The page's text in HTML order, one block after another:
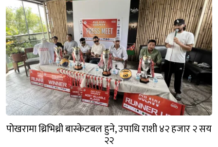
पोखरामा थ्रिभिथ्री बास्केटबल हुने, उपाधि राशी ४२ हजार २ सय
२२